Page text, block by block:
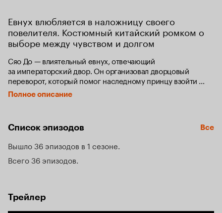
Евнух влюбляется в наложницу своего
повелителя. Костюмный китайский ромком о
выборе между чувством и долгом
Сяо До — влиятельный евнух, отвечающий
за императорский двор. Он организовал дворцовый
переворот, который помог наследному принцу взойти
на трон. Хладнокровный и беспощадный, однажды
он встречает наложницу императора Бу Иньлоу
Полное описание
Список эпизодов Все
Вышло 36 эпизодов в 1 сезоне
Всего 36 эпизодов
Трейлер